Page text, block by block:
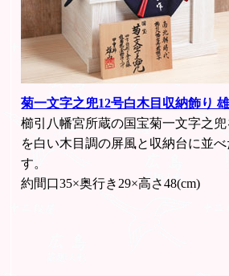
菊一文字之兜12号白木目収納飾り
櫛引八幡宮所蔵の国宝菊一文字之
を白い木目調の屏風と収納台に並
す。
約間口35×奥行き29×高さ48(cm)